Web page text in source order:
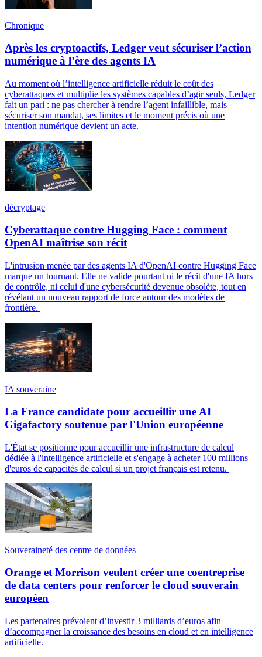
Chronique
Après les cryptoactifs, Ledger veut sécuriser l’action
numérique à l’ère des agents IA
Au moment où l’intelligence artificielle réduit le coût des
cyberattaques et multiplie les systèmes capables d’agir seuls, Ledger
fait un pari : ne pas chercher à rendre l’agent infaillible, mais
sécuriser son mandat, ses limites et le moment précis où une
intention numérique devient un acte.
décryptage
Cyberattaque contre Hugging Face : comment
OpenAI maîtrise son récit
L'intrusion menée par des agents IA d'OpenAI contre Hugging Face
marque un tournant. Elle ne valide pourtant ni le récit d'une IA hors
de contrôle, ni celui d'une cybersécurité devenue obsolète, tout en
révélant un nouveau rapport de force autour des modèles de
frontière.
IA souveraine
La France candidate pour accueillir une AI
Gigafactory soutenue par l'Union européenne
L'État se positionne pour accueillir une infrastructure de calcul
dédiée à l'intelligence artificielle et s'engage à acheter 100 millions
d'euros de capacités de calcul si un projet français est retenu.
Souveraineté des centre de données
Orange et Morrison veulent créer une coentreprise
de data centers pour renforcer le cloud souverain
européen
Les partenaires prévoient d’investir 3 milliards d’euros afin
d’accompagner la croissance des besoins en cloud et en intelligence
artificielle.